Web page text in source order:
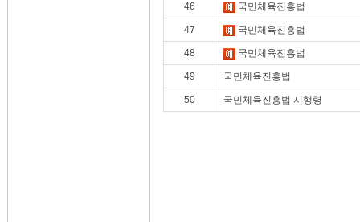
46 국민체육진흥법
47 국민체육진흥법
48 국민체육진흥법
49 국민체육진흥법
50 국민체육진흥법 시행령